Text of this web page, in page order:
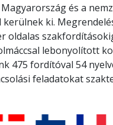
és a
kerülnek ki.
oldalas
lebonyolított
475 fordítóval 54
feladatokat